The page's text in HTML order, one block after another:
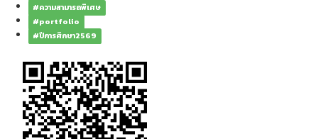
#ความสามารถพิเศษ
#portfolio
#ปีการศึกษา2569